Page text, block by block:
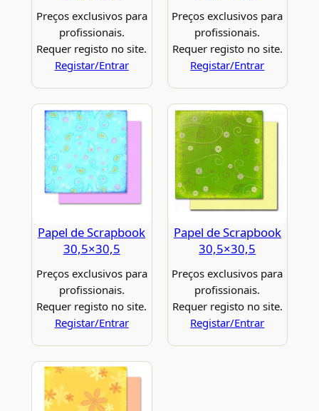
Preços exclusivos para
profissionais.
Requer registo no site.
Registar/Entrar
Preços exclusivos para
profissionais.
Requer registo no site.
Registar/Entrar
Papel de Scrapbook
30,5×30,5
Preços exclusivos para
profissionais.
Requer registo no site.
Registar/Entrar
Papel de Scrapbook
30,5×30,5
Preços exclusivos para
profissionais.
Requer registo no site.
Registar/Entrar